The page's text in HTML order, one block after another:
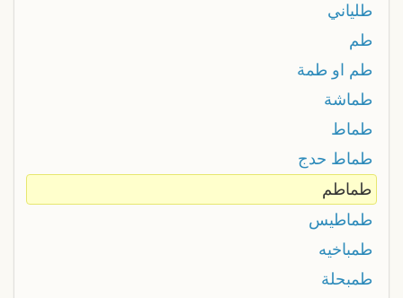
طلياني
طم
طم او طمة
طماشة
طماط
طماط حدج
طماطم
طماطيس
طمباخيه
طمبحلة